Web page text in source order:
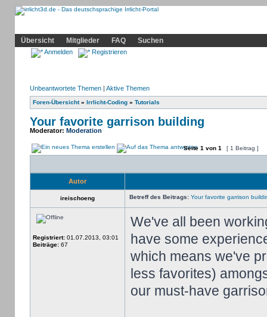
Übersicht
Mitglieder FAQ Suchen
Anmelden Registrieren
Unbeantwortete Themen| Aktive Themen
Foren-Übersicht» Irrlicht-Coding» Tutorials
Your favorite garrison building
Moderator: Moderation
Seite 1 von 1 [ 1 Beitrag ]
Autor
ireischoeng Betreff des Beitrags: Your favorite garrison
Registriert:01.07.2013, 03:01
Beiträge:67
We've all been
have some
which means we've
less favorites)
our must-have